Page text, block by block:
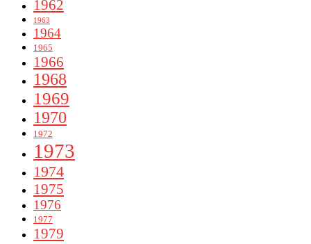
1962
1963
1964
1965
1966
1968
1969
1970
1972
1973
1974
1975
1976
1977
1979